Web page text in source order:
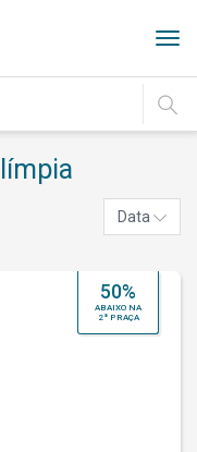
IR
Data
50%
ABAIXO NA
2ª PRAÇA